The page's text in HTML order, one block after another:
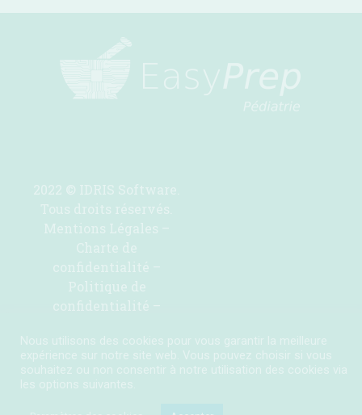
2022 © IDRIS Software.
Tous droits réservés.
Mentions Légales –
Charte de
confidentialité –
Politique de
confidentialité –
ajouter une molécule
Nous utilisons des cookies pour vous garantir la meilleure
expérience sur notre site web. Vous pouvez choisir si vous
souhaitez ou non consentir à notre utilisation des cookies via
les options suivantes.